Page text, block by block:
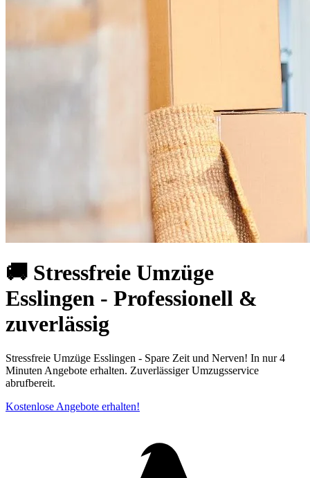
🚚 Stressfreie Umzüge
Esslingen - Professionell &
zuverlässig
Stressfreie Umzüge Esslingen - Spare Zeit und Nerven! In nur 4
Minuten Angebote erhalten. Zuverlässiger Umzugsservice
abrufbereit.
Kostenlose Angebote erhalten!